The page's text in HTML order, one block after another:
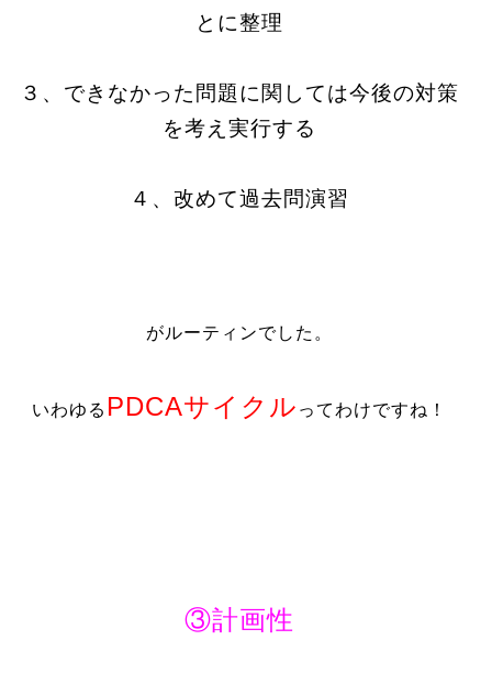
とに整理
３、できなかった問題に関しては今後の対策
を考え実行する
４、改めて過去問演習
がルーティンでした。
いわゆる PDCAサイクル ってわけですね！
③計画性